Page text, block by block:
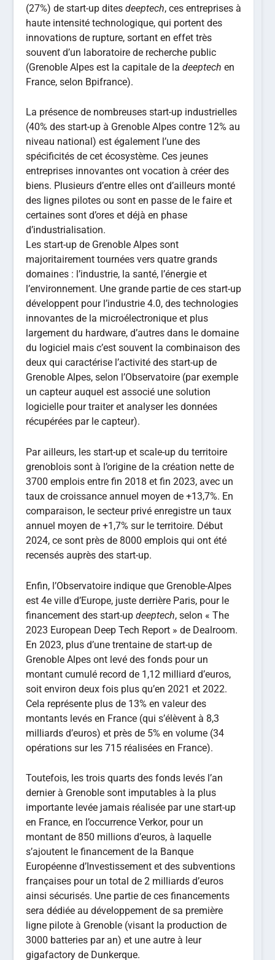
(27%) de start-up ditesdeeptech, ces entreprises à
haute intensité technologique, qui portent des
innovations de rupture, sortant en effet très
souvent d’un laboratoire de recherche public
(Grenoble Alpes est la capitale de ladeeptech en
France, selon Bpifrance).
La présence de nombreuses start-up industrielles
(40% des start-up à Grenoble Alpes contre 12% au
niveau national) est également l’une des
spécificités de cet écosystème. Ces jeunes
entreprises innovantes ont vocation à créer des
biens. Plusieurs d’entre elles ont d’ailleurs monté
des lignes pilotes ou sont en passe de le faire et
certaines sont d’ores et déjà en phase
d’industrialisation.
Les start-up de Grenoble Alpes sont
majoritairement tournées vers quatre grands
domaines : l’industrie, la santé, l’énergie et
l’environnement. Une grande partie de ces start-up
développent pour l’industrie 4.0, des technologies
innovantes de la microélectronique et plus
largement du hardware, d’autres dans le domaine
du logiciel mais c’est souvent la combinaison des
deux qui caractérise l’activité des start-up de
Grenoble Alpes, selon l’Observatoire (par exemple
un capteur auquel est associé une solution
logicielle pour traiter et analyser les données
récupérées par le capteur).
Par ailleurs, les start-up et scale-up du territoire
grenoblois sont à l’origine de la création nette de
3700 emplois entre fin 2018 et fin 2023, avec un
taux de croissance annuel moyen de +13,7%. En
comparaison, le secteur privé enregistre un taux
annuel moyen de +1,7% sur le territoire. Début
2024, ce sont près de 8000 emplois qui ont été
recensés auprès des start-up.
Enfin, l’Observatoire indique que Grenoble-Alpes
est 4e ville d’Europe, juste derrière Paris, pour le
financement des start-updeeptech, selon « The
2023 European Deep Tech Report » de Dealroom.
En 2023, plus d’une trentaine de start-up de
Grenoble Alpes ont levé des fonds pour un
montant cumulé record de 1,12 milliard d’euros,
soit environ deux fois plus qu’en 2021 et 2022.
Cela représente plus de 13% en valeur des
montants levés en France (qui s’élèvent à 8,3
milliards d’euros) et près de 5% en volume (34
opérations sur les 715 réalisées en France).
Toutefois, les trois quarts des fonds levés l’an
dernier à Grenoble sont imputables à la plus
importante levée jamais réalisée par une start-up
en France, en l’occurrence Verkor, pour un
montant de 850 millions d’euros, à laquelle
s’ajoutent le financement de la Banque
Européenne d’Investissement et des subventions
françaises pour un total de 2 milliards d’euros
ainsi sécurisés. Une partie de ces financements
sera dédiée au développement de sa première
ligne pilote à Grenoble (visant la production de
3000 batteries par an) et une autre à leur
gigafactory de Dunkerque.